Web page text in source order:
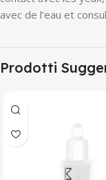
avec de l’eau et
Prodotti